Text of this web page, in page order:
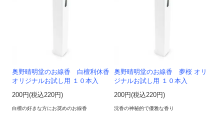
奥野晴明堂のお線香 白檀利休香
オリジナルお試し用 １０本入
200円(税込220円)
白檀の好きな方にお奨めのお線香
奥野晴明堂のお線香 夢桜 オリ
ジナルお試し用 １０本入
200円(税込220円)
沈香の神秘的で優雅な香り